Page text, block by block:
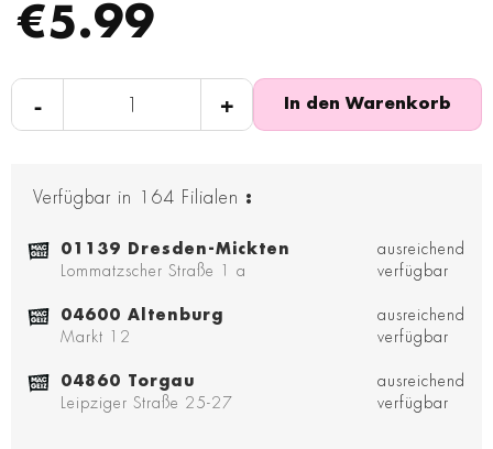
€5.99
- + In den Warenkorb
Verfügbar in 164 Filialen :
01139 Dresden-Mickten
Lommatzscher Straße 1 a
ausreichend
verfügbar
04600 Altenburg
Markt 12
ausreichend
verfügbar
04860 Torgau
Leipziger Straße 25-27
ausreichend
verfügbar